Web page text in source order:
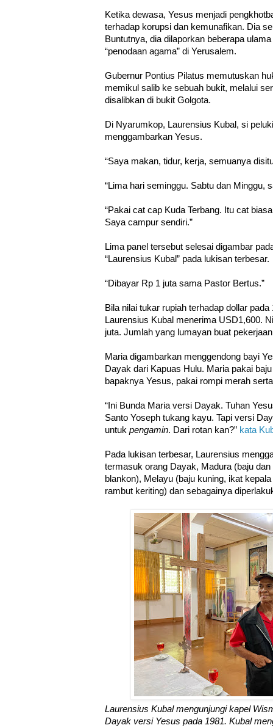
Ketika dewasa, Yesus menjadi
terhadap korupsi dan kemunafikan. Dia
Buntutnya, dia dilaporkan beberapa
“penodaan agama” di Yerusalem.
Gubernur Pontius Pilatus memutuskan
memikul salib ke sebuah bukit, melalui
disalibkan di bukit Golgota.
Di Nyarumkop, Laurensius Kubal, si
menggambarkan Yesus.
“Saya makan, tidur, kerja, semuanya
“Lima hari seminggu. Sabtu dan Minggu,
“Pakai cat cap Kuda Terbang. Itu cat
Saya campur sendiri.”
Lima panel tersebut selesai digambar
“Laurensius Kubal” pada lukisan terbesar.
“Dibayar Rp 1 juta sama Pastor Bertus.”
Bila nilai tukar rupiah terhadap dollar
Laurensius Kubal menerima USD1,600.
juta. Jumlah yang lumayan buat
Maria digambarkan menggendong bayi
Dayak dari Kapuas Hulu. Maria pakai
bapaknya Yesus, pakai rompi merah
“Ini Bunda Maria versi Dayak. Tuhan
Santo Yoseph tukang kayu. Tapi versi
untuk pengamin. Dari rotan kan?” kata
Pada lukisan terbesar, Laurensius
termasuk orang Dayak, Madura (baju
blankon), Melayu (baju kuning, ikat
rambut keriting) dan sebagainya
Laurensius Kubal mengunjungi kapel
Dayak versi Yesus pada 1981. Kubal